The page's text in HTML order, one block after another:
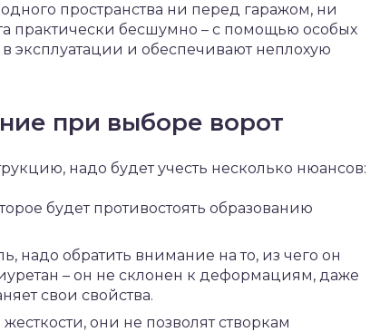
пространства ни перед гаражом, ни
практически бесшумно – с помощью особых
эксплуатации и обеспечивают неплохую
при выборе ворот
надо будет учесть несколько нюансов:
будет противостоять образованию
надо обратить внимание на то, из чего он
– он не склонен к деформациям, даже
свои свойства.
они не позволят створкам